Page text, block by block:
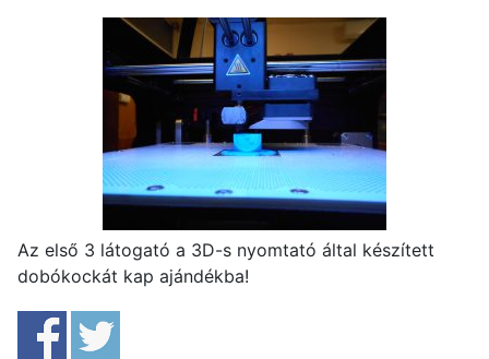
Az első 3 látogató a 3D-s nyomtató által készített
dobókockát kap ajándékba!